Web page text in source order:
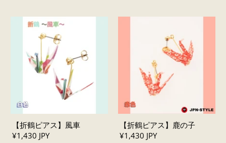
【折鶴ピアス】風車
¥1,430 JPY
【折鶴ピアス】鹿の子
¥1,430 JPY